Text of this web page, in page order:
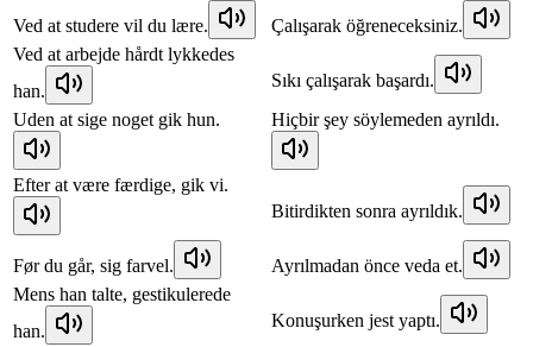
Ved at studere vil du lære.
Çalışarak öğreneceksiniz.
Ved at arbejde hårdt lykkedes
han.
Sıkı çalışarak başardı.
Uden at sige noget gik hun.
Hiçbir şey söylemeden ayrıldı.
Efter at være færdige, gik vi.
Bitirdikten sonra ayrıldık.
Før du går, sig farvel.
Ayrılmadan önce veda et.
Mens han talte, gestikulerede
han.
Konuşurken jest yaptı.